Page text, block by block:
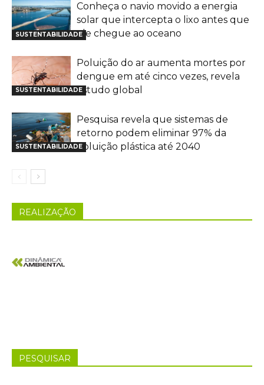
SUSTENTABILIDADE
Conheça o navio movido a energia
solar que intercepta o lixo antes que
ele chegue ao oceano
SUSTENTABILIDADE
Poluição do ar aumenta mortes por
dengue em até cinco vezes, revela
estudo global
SUSTENTABILIDADE
Pesquisa revela que sistemas de
retorno podem eliminar 97% da
poluição plástica até 2040
REALIZAÇÃO
PESQUISAR